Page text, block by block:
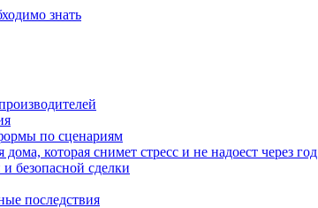
знать
по сценариям
которая снимет стресс и не надоест через год
безопасной сделки
последствия